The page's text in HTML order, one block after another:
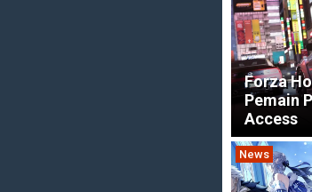
Forza
Pemain
Access
News